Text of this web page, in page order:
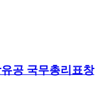
공 국무총리표창